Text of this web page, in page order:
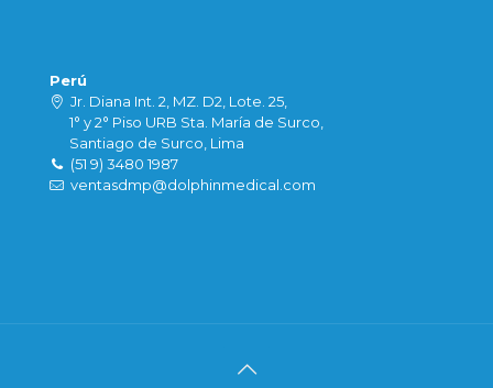
Perú
Jr. Diana Int. 2, MZ. D2, Lote. 25,
1° y 2° Piso URB Sta. María de Surco,
Santiago de Surco, Lima
(51 9) 3480 1987
ventasdmp@dolphinmedical.com